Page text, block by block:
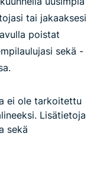
tai jakaaksesi
poistat
sekä -
ei ole tarkoitettu
Lisätietoja
sekä